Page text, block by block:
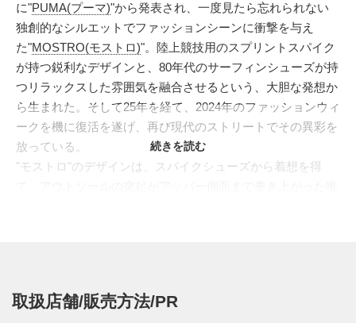
に"PUMA(プーマ)"から発表され、一度見たら忘れられない
独創的なシルエットでファッションシーンに衝撃を与え
た"MOSTRO(モストロ)"。陸上競技用のスプリントスパイク
が持つ鋭利なデザインと、80年代のサーフィンシューズが持
つリラックスした雰囲気を融合させるという、大胆な発想か
ら生まれた。そして25年を経て、2024年のファッションウィ
ークを機に復活を遂げ、再び現代のストリートでその異彩を
放っている。
"モストロ"のデザインは、スパイクシューズから着想を得
与える。
続きを読む
取扱店舗/販売方法/PR